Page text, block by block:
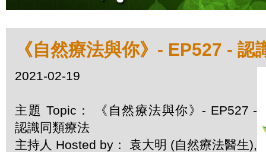
《自然療法與你》- EP527 - 認
2021-02-19
主題 Topic： 《自然療法與你》- EP527 -
認識同類療法
主持人 Hosted by： 袁大明 (自然療法醫生),